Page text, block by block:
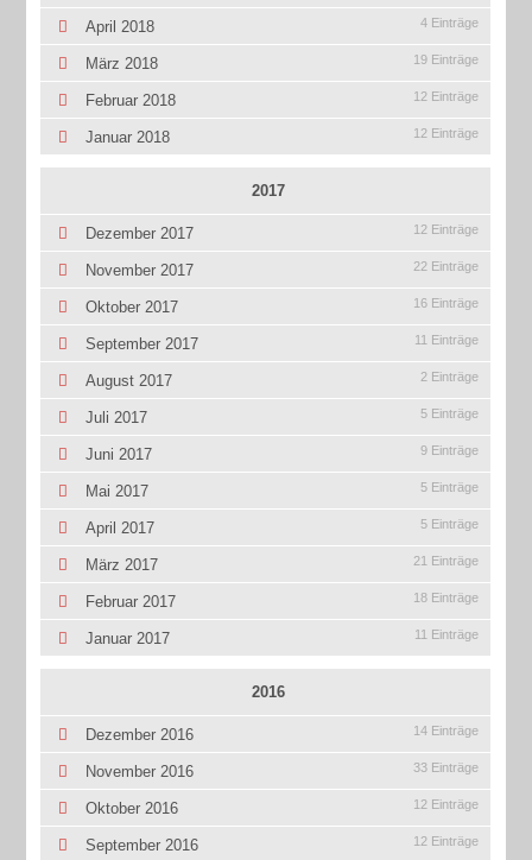
April 2018 4 Einträge
März 2018 19 Einträge
Februar 2018 12 Einträge
Januar 2018 12 Einträge
2017
Dezember 2017 12 Einträge
November 2017 22 Einträge
Oktober 2017 16 Einträge
September 2017 11 Einträge
August 2017 2 Einträge
Juli 2017 5 Einträge
Juni 2017 9 Einträge
Mai 2017 5 Einträge
April 2017 5 Einträge
März 2017 21 Einträge
Februar 2017 18 Einträge
Januar 2017 11 Einträge
2016
Dezember 2016 14 Einträge
November 2016 33 Einträge
Oktober 2016 12 Einträge
September 2016 12 Einträge